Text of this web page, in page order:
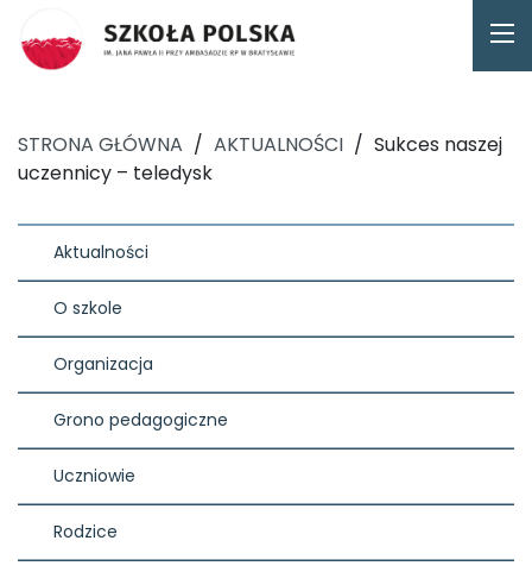
STRONA GŁÓWNA / AKTUALNOŚCI / Sukces naszej
uczennicy – teledysk
Aktualności
O szkole
Organizacja
Grono pedagogiczne
Uczniowie
Rodzice